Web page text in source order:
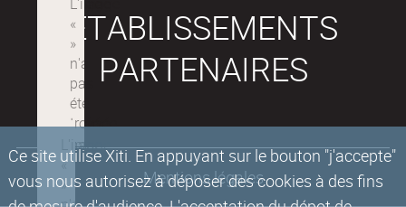
Ce site utilise Xiti. En appuyant sur le bouton "j'accepte"
vous nous autorisez à déposer des cookies à des fins
ÉTABLISSEMENTS
PARTENAIRES
Mentions légales